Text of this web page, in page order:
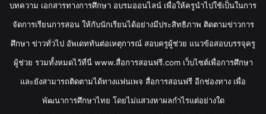
บทความ เอกสารทางการศึกษา อบรมออนไลน์ เพื่อให้ครูนำไปใช้เป็นในการ
จัดการเรียนการสอน ให้กับนักเรียนได้อย่างมีประสิทธิภาพ ติดตามข่าวการ
ศึกษา ข่าวทั่วไป อัพเดททันต่อเหตุการณ์ สอบครูผู้ช่วย แนวข้อสอบบรรจุครู
ผู้ช่วย รวมทั้งหมดไว้ที่นี่ www.สื่อการสอนฟรี.com เว็บไซต์เพื่อการศึกษา
และยังสามารถติดตามได้ทางแฟนเพจ สื่อการสอนฟรี อีกช่องทาง เพื่อ
พัฒนาการศึกษาไทย โดยไม่แสวงหาผลกำไรแต่อย่างใด